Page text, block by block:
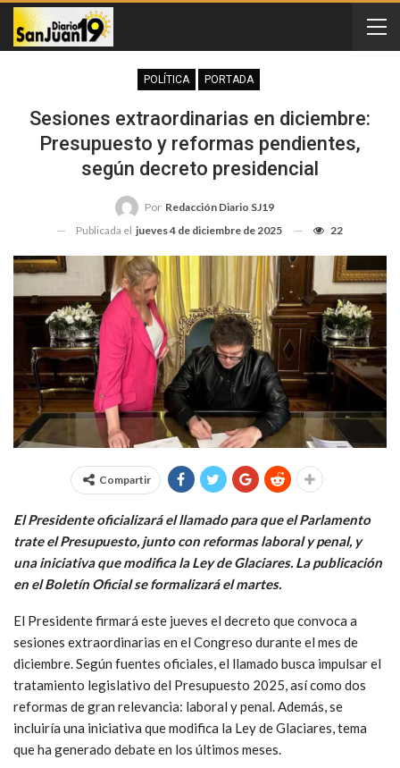
POLÍTICA PORTADA
Sesiones extraordinarias en diciembre:
Presupuesto y reformas pendientes,
según decreto presidencial
Por Redacción Diario SJ19
Publicada el jueves 4 de diciembre de 2025 22
Compartir
El Presidente oficializará el llamado para que el Parlamento
trate el Presupuesto, junto con reformas laboral y penal, y
una iniciativa que modifica la Ley de Glaciares. La publicación
en el Boletín Oficial se formalizará el martes.
El Presidente firmará este jueves el decreto que convoca a
sesiones extraordinarias en el Congreso durante el mes de
diciembre. Según fuentes oficiales, el llamado busca impulsar el
tratamiento legislativo del Presupuesto 2025, así como dos
reformas de gran relevancia: laboral y penal. Además, se
incluiría una iniciativa que modifica la Ley de Glaciares, tema
que ha generado debate en los últimos meses.